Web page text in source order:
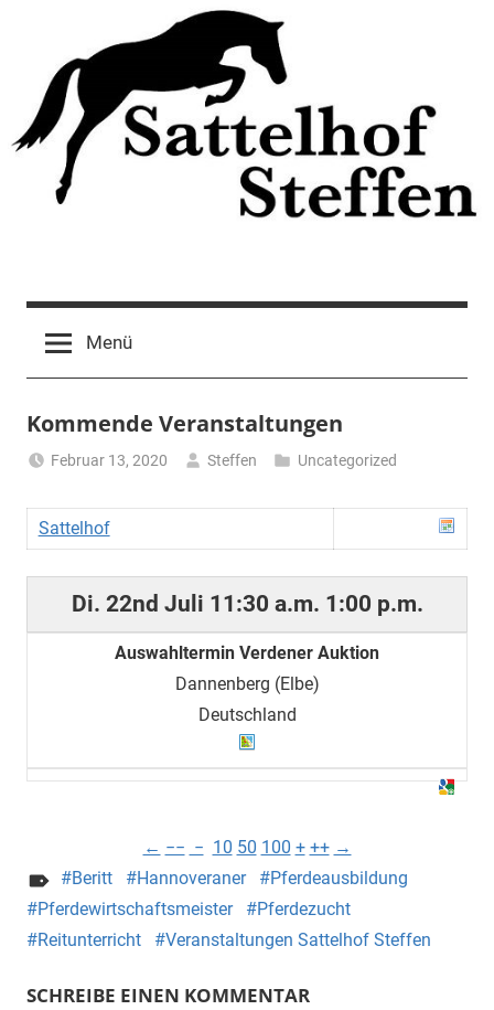
springen
Menü
Kommende Veranstaltungen
Februar 13, 2020 Steffen Uncategorized
Sattelhof
Di. 22nd Juli 11:30 a.m. 1:00 p.m.
Auswahltermin Verdener Auktion
Dannenberg (Elbe)
Deutschland
← −− − 10 50 100 + ++ →
Beritt
Hannoveraner
Pferdeausbildung
Pferdewirtschaftsmeister
Pferdezucht
Reitunterricht
Veranstaltungen Sattelhof Steffen
SCHREIBE EINEN KOMMENTAR